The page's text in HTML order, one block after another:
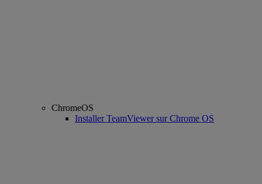
ChromeOS
Installer TeamViewer sur Chrome OS